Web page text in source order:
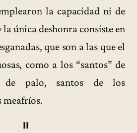
la capacidad ni de
la única deshonra consiste en
que son a las que el
como a los “santos” de
de palo, santos de los
meafríos.
II